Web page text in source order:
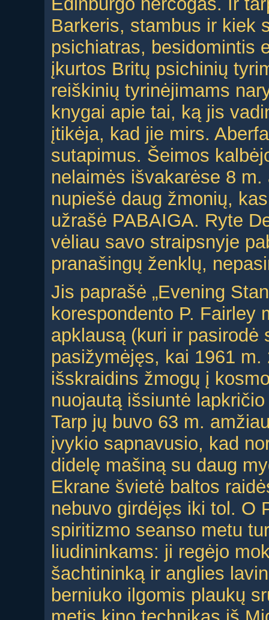
Barkeris, stambus ir kiek
psichiatras, besidomintis
įkurtos Britų psichinių
reiškinių tyrinėjimams
knygai apie tai, ką jis
įtikėja, kad jie mirs.
sutapimus. Šeimos
nelaimės išvakarėse 8
nupiešė daug žmonių,
užrašė PABAIGA. Ryte
vėliau savo straipsnyje
pranašingų ženklų,
Jis paprašė „Evening
korespondento P. Fairley
apklausą (kuri ir pasirodė
pasižymėjęs, kai 1961
išskraidins žmogų į
nuojautą išsiuntė
Tarp jų buvo 63 m.
įvykio sapnavusio, kad
didelę mašiną su daug
Ekrane švietė baltos
nebuvo girdėjęs iki tol. O
spiritizmo seanso metu
liudininkams: ji regėjo
šachtininką ir anglies
berniuko ilgomis plaukų